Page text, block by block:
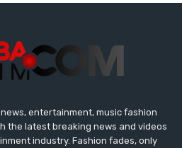
entertainment, music fashion
the latest breaking news and videos
industry. Fashion fades, only